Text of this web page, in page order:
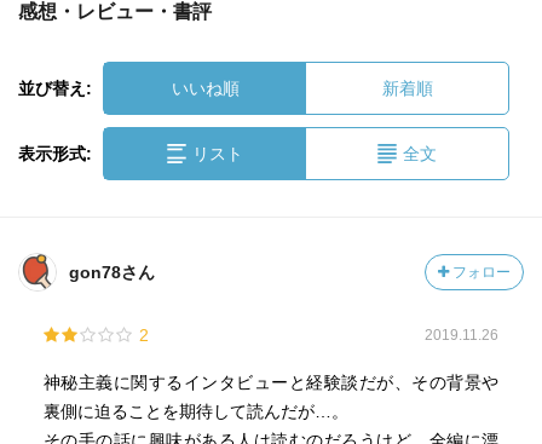
感想・レビュー・書評
並び替え: いいね順 新着順
表示形式: リスト 全文
gon78さん フォロー
2 2019.11.26
神秘主義に関するインタビューと経験談だが、その背景や
裏側に迫ることを期待して読んだが…。